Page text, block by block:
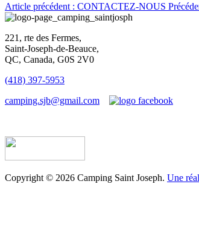
Article précédent : CONTACTEZ-NOUS
221, rte des Fermes,
Saint-Joseph-de-Beauce,
QC, Canada, G0S 2V0
(418) 397-5953
camping.sjb@gmail.com
Copyright © 2026 Camping Saint Joseph. Une